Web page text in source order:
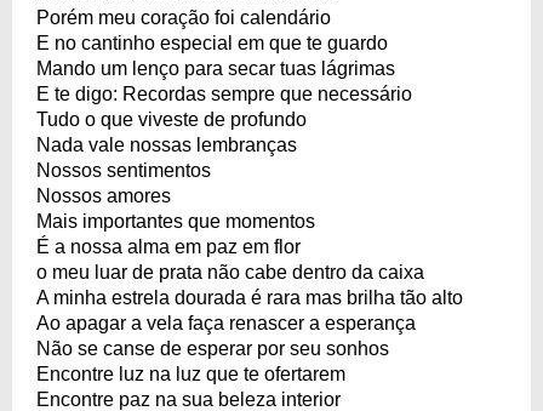
Porém meu coração foi calendário
E no cantinho especial em que te guardo
Mando um lenço para secar tuas lágrimas
E te digo: Recordas sempre que necessário
Tudo o que viveste de profundo
Nada vale nossas lembranças
Nossos sentimentos
Nossos amores
Mais importantes que momentos
É a nossa alma em paz em flor
o meu luar de prata não cabe dentro da caixa
A minha estrela dourada é rara mas brilha tão alto
Ao apagar a vela faça renascer a esperança
Não se canse de esperar por seu sonhos
Encontre luz na luz que te ofertarem
Encontre paz na sua beleza interior